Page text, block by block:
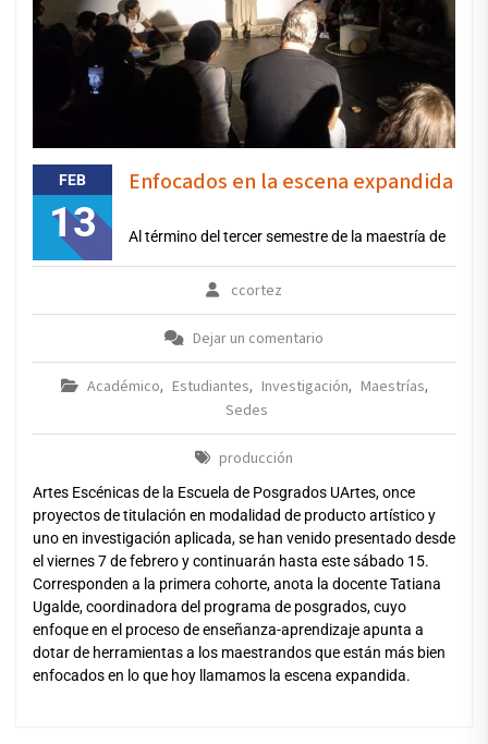
FEB
13
Enfocados en la escena expandida
ccortez
Dejar un comentario
Académico, Estudiantes, Investigación, Maestrías,
Sedes
producción
Al término del tercer semestre de la maestría de
Artes Escénicas de la Escuela de Posgrados UArtes, once
proyectos de titulación en modalidad de producto artístico y
uno en investigación aplicada, se han venido presentado desde
el viernes 7 de febrero y continuarán hasta este sábado 15.
Corresponden a la primera cohorte, anota la docente Tatiana
Ugalde, coordinadora del programa de posgrados, cuyo
enfoque en el proceso de enseñanza-aprendizaje apunta a
dotar de herramientas a los maestrandos que están más bien
enfocados en lo que hoy llamamos la escena expandida.